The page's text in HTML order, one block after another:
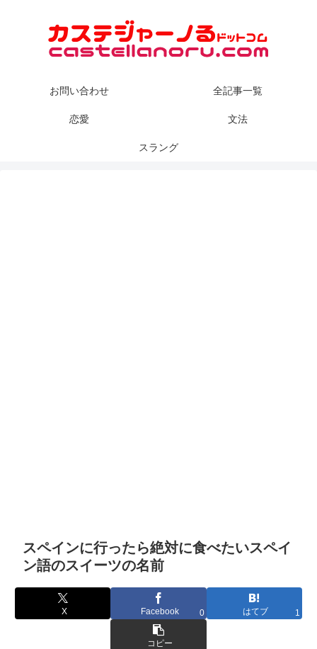
お問い合わせ 全記事一覧
恋愛 文法
スラング
スペインに行ったら絶対に食べたいスペイ
ン語のスイーツの名前
X Facebook 0 はてブ 1
コピー